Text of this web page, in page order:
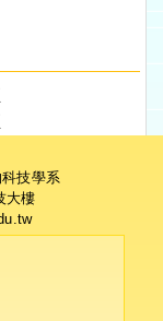
技學系
大樓